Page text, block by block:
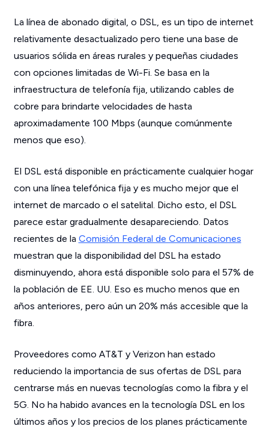
La línea de abonado digital, o DSL, es un tipo de internet
relativamente desactualizado pero tiene una base de
usuarios sólida en áreas rurales y pequeñas ciudades
con opciones limitadas de Wi-Fi. Se basa en la
infraestructura de telefonía fija, utilizando cables de
cobre para brindarte velocidades de hasta
aproximadamente 100 Mbps (aunque comúnmente
menos que eso).
El DSL está disponible en prácticamente cualquier hogar
con una línea telefónica fija y es mucho mejor que el
internet de marcado o el satelital. Dicho esto, el DSL
parece estar gradualmente desapareciendo. Datos
recientes de la Comisión Federal de Comunicaciones
muestran que la disponibilidad del DSL ha estado
disminuyendo, ahora está disponible solo para el 57% de
la población de EE. UU. Eso es mucho menos que en
años anteriores, pero aún un 20% más accesible que la
fibra.
Proveedores como AT&T y Verizon han estado
reduciendo la importancia de sus ofertas de DSL para
centrarse más en nuevas tecnologías como la fibra y el
5G. No ha habido avances en la tecnología DSL en los
últimos años y los precios de los planes prácticamente